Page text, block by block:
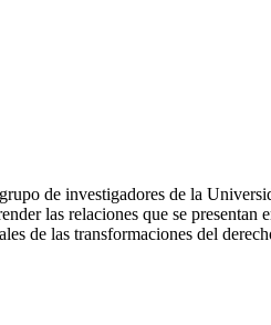
de investigadores de la
las relaciones que se
de las transformaciones del